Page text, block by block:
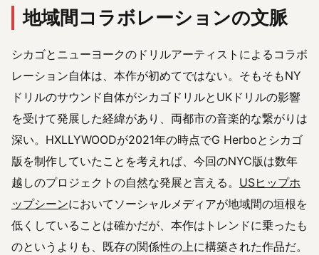
地域間コラボレーションの文脈
シカゴとニューヨークのドリルアーティストによるコラボ
レーション自体は、本作が初めてではない。そもそもNY
ドリルのサウンド自体がシカゴドリルとUKドリルの影響
を受けて発展した経緯があり、両都市の音楽的な繋がりは
深い。HXLLYWOODが2021年の時点でG Herboとシカゴ
版を制作していたことを考えれば、今回のNYC版は数年
越しのプロジェクトの自然な発展と言える。 USヒップホ
ップシーンにおいてソーシャルメディアが地域間の垣根を
低くしていることは確かだが、本作はトレンドに乗ったも
のというよりも、既存の関係性の上に構築された作品だ。